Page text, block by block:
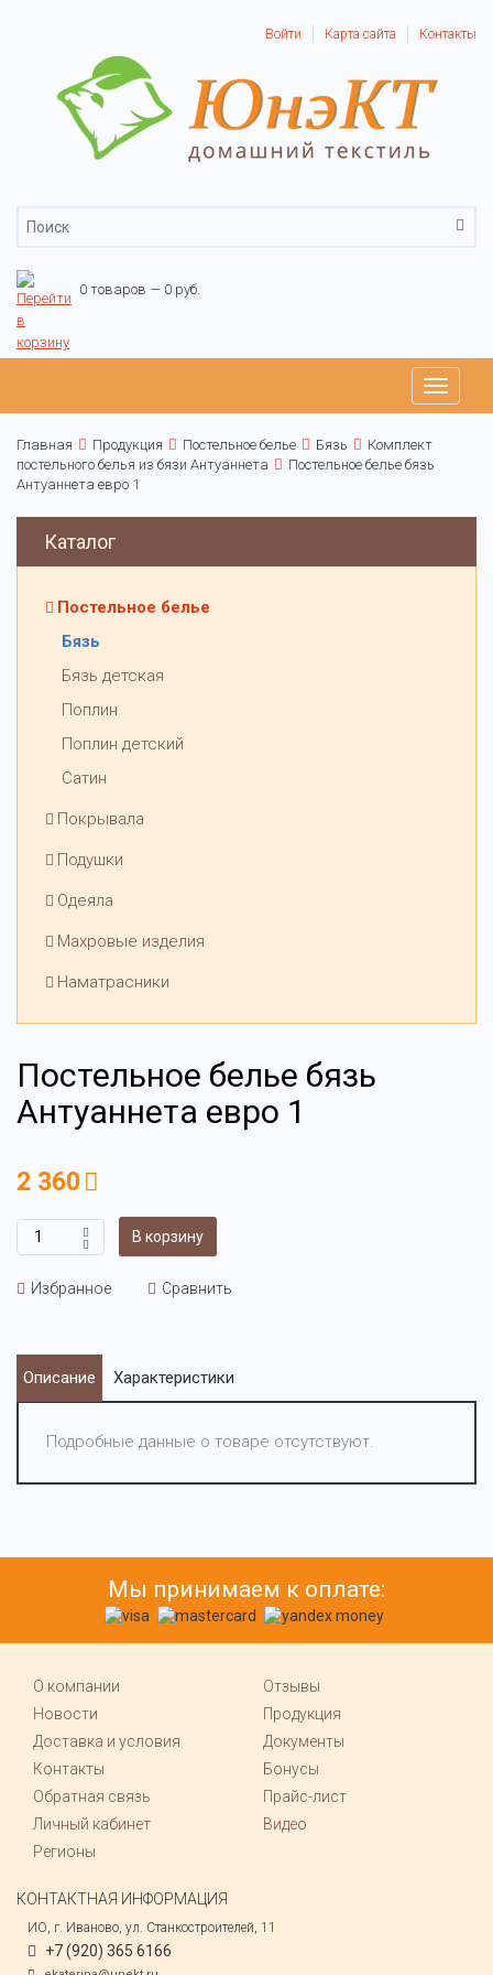
Войти Карта сайта Контакты
0 товаров — 0 руб.
Toggle
Главная Продукция Постельное белье Бязь
Комплект
постельного белья из бязи Антуаннета
Постельное белье бязь
Антуаннета евро 1
Каталог
Постельное белье
Бязь
Бязь детская
Поплин
Поплин детский
Сатин
Покрывала
Подушки
Одеяла
Махровые изделия
Наматрасники
Постельное белье бязь
Антуаннета евро 1
2 360
В корзину
Избранное Сравнить
Описание Характеристики
Подробные данные о товаре отсутствуют.
Мы принимаем к оплате:
О компании
Отзывы
Новости
Продукция
Доставка и условия
Документы
Контакты
Бонусы
Обратная связь
Прайс-лист
Личный кабинет
Видео
Регионы
КОНТАКТНАЯ ИНФОРМАЦИЯ
ИО, г. Иваново, ул. Станкостроителей, 11
+7 (920) 365 6166